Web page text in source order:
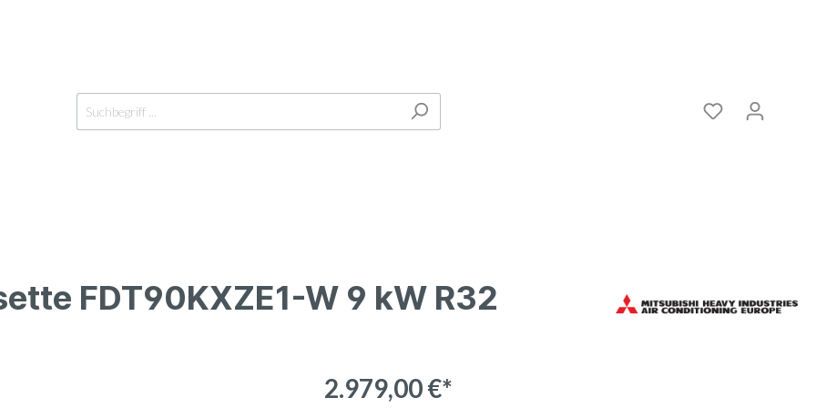
Außengeräte
FDT90KXZE1-W 9 kW R32
2.979,00 €*